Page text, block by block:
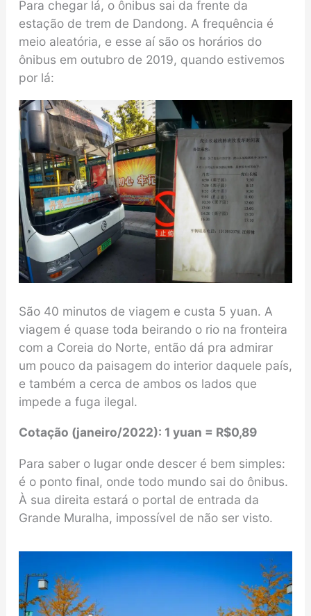
Para chegar lá, o ônibus sai da frente da
estação de trem de Dandong. A frequência é
meio aleatória, e esse aí são os horários do
ônibus em outubro de 2019, quando estivemos
por lá:
São 40 minutos de viagem e custa 5 yuan. A
viagem é quase toda beirando o rio na fronteira
com a Coreia do Norte, então dá pra admirar
um pouco da paisagem do interior daquele país,
e também a cerca de ambos os lados que
impede a fuga ilegal.
Cotação (janeiro/2022): 1 yuan = R$0,89
Para saber o lugar onde descer é bem simples:
é o ponto final, onde todo mundo sai do ônibus.
À sua direita estará o portal de entrada da
Grande Muralha, impossível de não ser visto.